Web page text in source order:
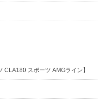
スポーツ AMGライン】